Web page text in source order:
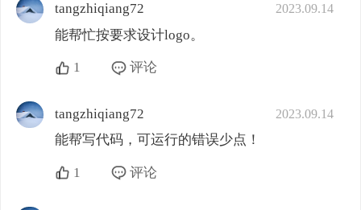
tangzhiqiang72 2023.09.14
能帮忙按要求设计logo。
1 评论
tangzhiqiang72 2023.09.14
能帮写代码，可运行的错误少点！
1 评论